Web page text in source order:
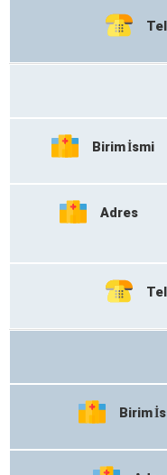
Birim İsmi
Adres
Birim